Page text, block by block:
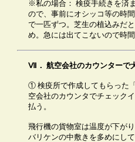
※私の場合： 検疫手続きを済
ので、事前にオシッコ等の時
で一匹ずつ。芝生の植込みだ
め。急には出てこないので時間
Ⅶ． 航空会社のカウンターで
① 検疫所で作成してもらった
空会社のカウンタでチェック
払う。
飛行機の貨物室は温度が下が
バリケンの中敷きを多めにし